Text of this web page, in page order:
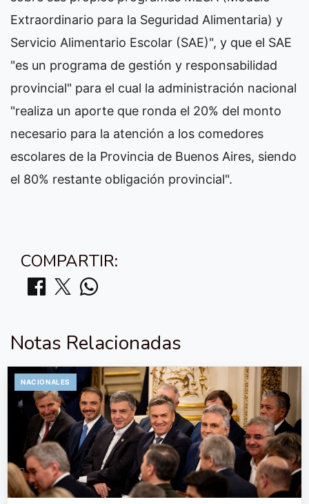
Extraordinario para la Seguridad Alimentaria) y
Servicio Alimentario Escolar (SAE)", y que el SAE
"es un programa de gestión y responsabilidad
provincial" para el cual la administración nacional
"realiza un aporte que ronda el 20% del monto
necesario para la atención a los comedores
escolares de la Provincia de Buenos Aires, siendo
el 80% restante obligación provincial".
COMPARTIR:
Notas Relacionadas
NACIONALES